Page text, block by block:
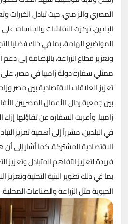
المصري والزامبي، حيث تبادل الخبرات
البلدين. تركزت النقاشات والجلسات
المواضيع الهامة، بما في ذلك قضايا
وتعزيز قطاع الزراعة، بالإضافة إلى
ممثلي سفارة دولة زامبيا في مصر،
تعزيز العلاقات الاقتصادية بين مصر
بين جمعية رجال الأعمال المصريين
زامبيا. وأعربت السفاره عن تفاؤلها
في البلدين، مشيراً إلى أهمية تعزيز
الاقتصادية المشتركة. كما أشار إلى
فريدة لتعزيز التفاهم المتبادل
بما في ذلك تطوير البنية التحتية
الحيوية مثل الزراعة والصناعات المحلية.